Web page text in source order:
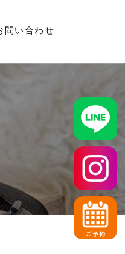
問い合わせ